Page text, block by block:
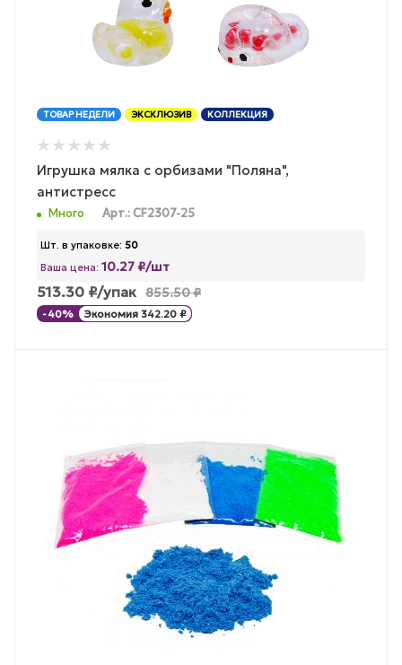
ТОВАР НЕДЕЛИ ЭКСКЛЮЗИВ КОЛЛЕКЦИЯ
Игрушка мялка с орбизами "Поляна",
антистресс
Много Арт.: CF2307-25
Шт. в упаковке: 50
Ваша цена: 10.27 ₽/шт
513.30 ₽/упак 855.50₽
-40% Экономия 342.20 ₽